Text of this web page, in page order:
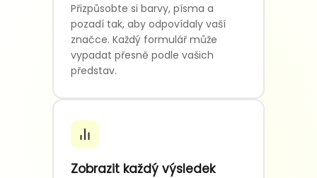
Přizpůsobte si barvy, písma a
pozadí tak, aby odpovídaly vaší
značce. Každý formulář může
vypadat přesně podle vašich
představ.
Zobrazit každý výsledek